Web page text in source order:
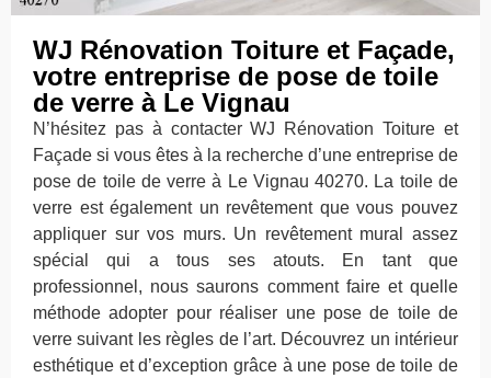
WJ Rénovation Toiture et Façade,
votre entreprise de pose de toile
de verre à Le Vignau
N’hésitez pas à contacter WJ Rénovation Toiture et
Façade si vous êtes à la recherche d’une entreprise de
pose de toile de verre à Le Vignau 40270. La toile de
verre est également un revêtement que vous pouvez
appliquer sur vos murs. Un revêtement mural assez
spécial qui a tous ses atouts. En tant que
professionnel, nous saurons comment faire et quelle
méthode adopter pour réaliser une pose de toile de
verre suivant les règles de l’art. Découvrez un intérieur
esthétique et d’exception grâce à une pose de toile de